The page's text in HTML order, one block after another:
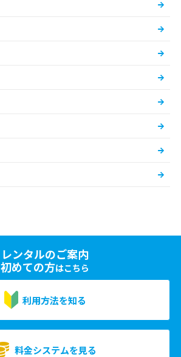
レンタルのご案内
初めての方はこちら
利用方法を知る
料金システムを見る